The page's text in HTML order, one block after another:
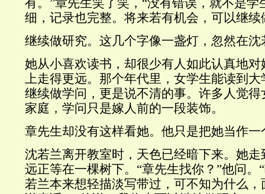
有。”章先生笑了笑，“没有错误，就不是
细，记录也完整。将来若有机会，可以继续
继续做研究。这几个字像一盏灯，忽然在
她从小喜欢读书，却很少有人如此认真地
上走得更远。那个年代里，女学生能读到
继续做学问，更是说不清的事。许多人觉
家庭，学问只是嫁人前的一段装饰。
章先生却没有这样看她。他只是把她当作
沈若兰离开教室时，天色已经暗下来。她
远正等在一棵树下。“章先生找你？”他问。
若兰本来想轻描淡写带过，可不知为什么